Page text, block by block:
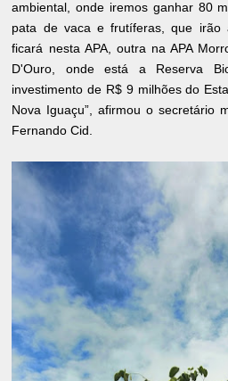
ambiental, onde iremos ganhar 80
pata de vaca e frutíferas, que irão
ficará nesta APA, outra na APA
D'Ouro, onde está a Reserva
investimento de R$ 9 milhões do
Nova Iguaçu”, afirmou o secretário
Fernando Cid.